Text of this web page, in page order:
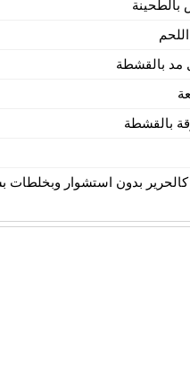
بالقشطة
بالقشطة
كالحرير بدون استشوار وبخلطات